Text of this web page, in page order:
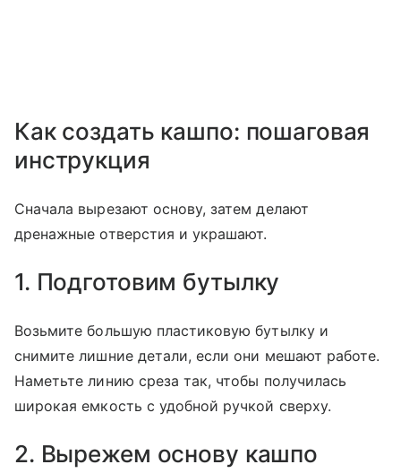
Как создать кашпо: пошаговая
инструкция
Сначала вырезают основу, затем делают
дренажные отверстия и украшают.
1. Подготовим бутылку
Возьмите большую пластиковую бутылку и
снимите лишние детали, если они мешают работе.
Наметьте линию среза так, чтобы получилась
широкая емкость с удобной ручкой сверху.
2. Вырежем основу кашпо